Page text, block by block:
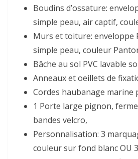
Boudins d’ossature:
simple peau, air captif,
Murs et toiture: enveloppe
simple peau, couleur
Bâche au sol PVC lavable
Anneaux et oeillets de
Cordes haubanage marine
1 Porte large pignon,
bandes velcro,
Personnalisation: 3
couleur sur fond blanc OU